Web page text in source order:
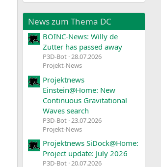
News zum Thema DC
BOINC-News: Willy de
Zutter has passed away
P3D-Bot 28.07.2026
Projekt-News
Projektnews
Einstein@Home: New
Continuous Gravitational
Waves search
P3D-Bot 23.07.2026
Projekt-News
Projektnews SiDock@Home:
Project update: July 2026
P3D-Bot 20.07.2026